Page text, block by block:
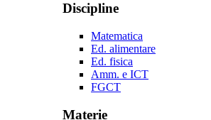
Discipline
Matematica
Ed. alimentare
Ed. fisica
Amm. e ICT
FGCT
Materie